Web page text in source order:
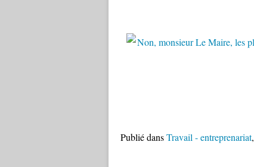
Publié dansTravail - entreprenariat,